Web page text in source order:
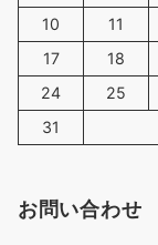
10
11
17
18
24
25
31
お問い合わせ